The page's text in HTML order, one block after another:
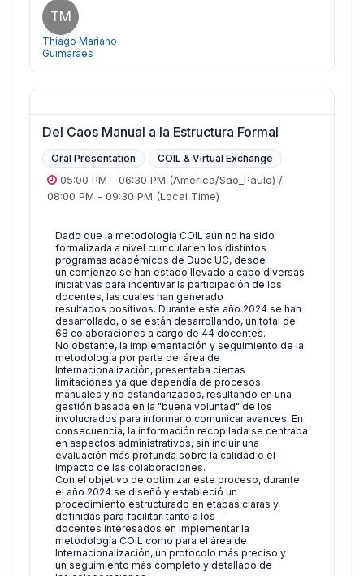
TM
Thiago Mariano
Guimarães
Del Caos Manual a la Estructura Formal
Oral Presentation COIL & Virtual Exchange
05:00 PM - 06:30 PM (America/Sao_Paulo) /
08:00 PM - 09:30 PM (Local Time)
Dado que la metodología COIL aún no ha sido
formalizada a nivel curricular en los distintos
programas académicos de Duoc UC, desde
un comienzo se han estado llevado a cabo diversas
iniciativas para incentivar la participación de los
docentes, las cuales han generado
resultados positivos. Durante este año 2024 se han
desarrollado, o se están desarrollando, un total de
68 colaboraciones a cargo de 44 docentes.
No obstante, la implementación y seguimiento de la
metodología por parte del área de
Internacionalización, presentaba ciertas
limitaciones ya que dependía de procesos
manuales y no estandarizados, resultando en una
gestión basada en la "buena voluntad" de los
involucrados para informar o comunicar avances. En
consecuencia, la información recopilada se centraba
en aspectos administrativos, sin incluir una
evaluación más profunda sobre la calidad o el
impacto de las colaboraciones.
Con el objetivo de optimizar este proceso, durante
el año 2024 se diseñó y estableció un
procedimiento estructurado en etapas claras y
definidas para facilitar, tanto a los
docentes interesados en implementar la
metodología COIL como para el área de
Internacionalización, un protocolo más preciso y
un seguimiento más completo y detallado de